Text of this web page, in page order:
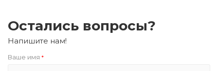
Остались вопросы?
Напишите нам!
Ваше имя *